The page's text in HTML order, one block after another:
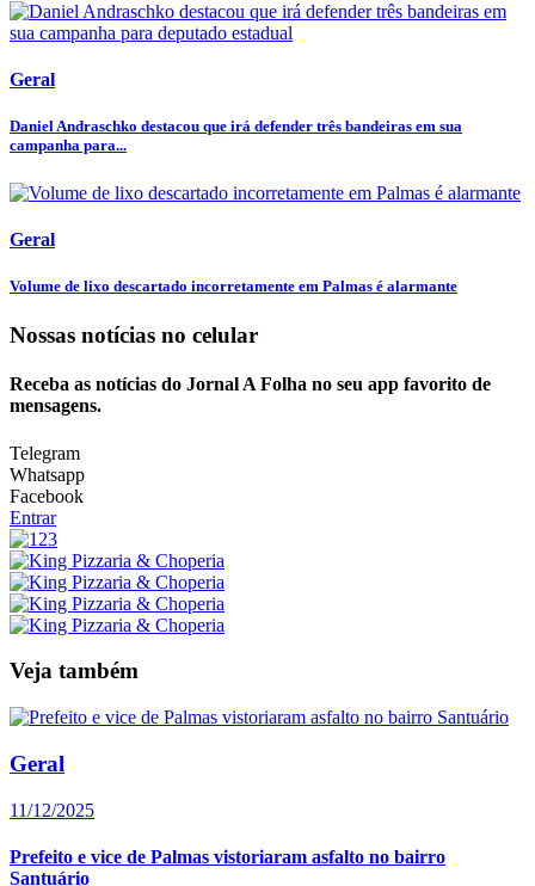
Geral
Daniel Andraschko destacou que irá defender três bandeiras em sua
campanha para...
Geral
Volume de lixo descartado incorretamente em Palmas é alarmante
Nossas notícias no celular
Receba as notícias do Jornal A Folha no seu app favorito de
mensagens.
Telegram
Whatsapp
Facebook
Entrar
Veja também
Geral
11/12/2025
Prefeito e vice de Palmas vistoriaram asfalto no bairro
Santuário